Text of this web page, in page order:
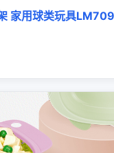
家用球类玩具